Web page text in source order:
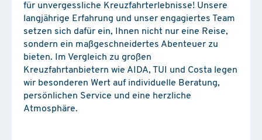
für unvergessliche Kreuzfahrterlebnisse! Unsere
langjährige Erfahrung und unser engagiertes Team
setzen sich dafür ein, Ihnen nicht nur eine Reise,
sondern ein maßgeschneidertes Abenteuer zu
bieten. Im Vergleich zu großen
Kreuzfahrtanbietern wie AIDA, TUI und Costa legen
wir besonderen Wert auf individuelle Beratung,
persönlichen Service und eine herzliche
Atmosphäre.